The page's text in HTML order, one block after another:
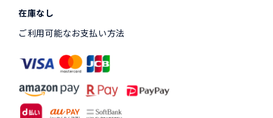
在庫なし
ご利用可能なお支払い方法